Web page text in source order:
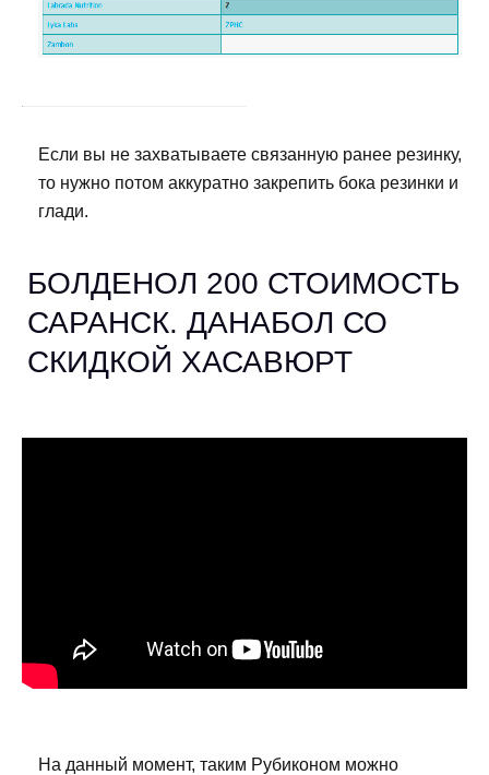
Если вы не захватываете связанную ранее резинку,
то нужно потом аккуратно закрепить бока резинки и
глади.
БОЛДЕНОЛ 200 СТОИМОСТЬ
САРАНСК. ДАНАБОЛ СО
СКИДКОЙ ХАСАВЮРТ
На данный момент, таким Рубиконом можно